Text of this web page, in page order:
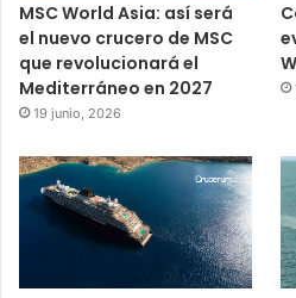
MSC World Asia: así será
el nuevo crucero de MSC
que revolucionará el
Mediterráneo en 2027
19 junio, 2026